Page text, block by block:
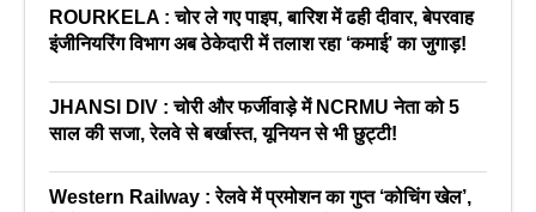
ROURKELA : चोर ले गए पाइप, बारिश में ढही दीवार, बेपरवाह
इंजीनियरिंग विभाग अब ठेकेदारी में तलाश रहा ‘कमाई’ का जुगाड़!
JHANSI DIV : चोरी और फर्जीवाड़े में NCRMU नेता को 5
साल की सजा, रेलवे से बर्खास्त, यूनियन से भी छुट्टी!
Western Railway : रेलवे में प्रमोशन का गुप्त ‘कोचिंग खेल’,